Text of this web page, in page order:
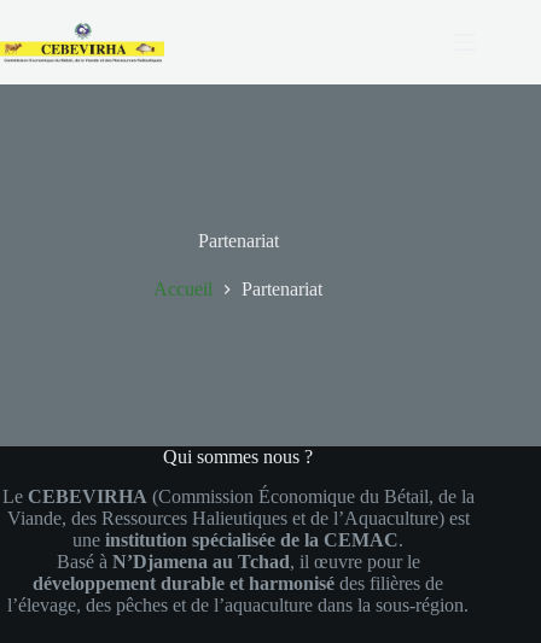
Partenariat
Accueil Partenariat
Qui sommes nous ?
Le CEBEVIRHA (Commission Économique du Bétail, de la
Viande, des Ressources Halieutiques et de l’Aquaculture) est
uneinstitution spécialisée de la CEMAC.
Basé à N’Djamena au Tchad, il œuvre pour le
développement durable et harmonisé des filières de
l’élevage, des pêches et de l’aquaculture dans la sous-région.